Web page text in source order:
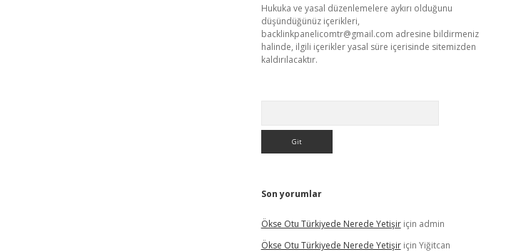
Hukuka ve yasal düzenlemelere aykırı olduğunu
düşündüğünüz içerikleri,
backlinkpanelicomtr@gmail.com adresine bildirmeniz
halinde, ilgili içerikler yasal süre içerisinde sitemizden
kaldırılacaktır.
Son yorumlar
Ökse Otu Türkiyede Nerede Yetişiriçin admin
Ökse Otu Türkiyede Nerede Yetişiriçin Yiğitcan